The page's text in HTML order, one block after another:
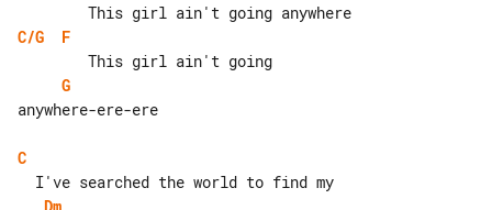
C/G
F
G
anywhere-ere-ere
C